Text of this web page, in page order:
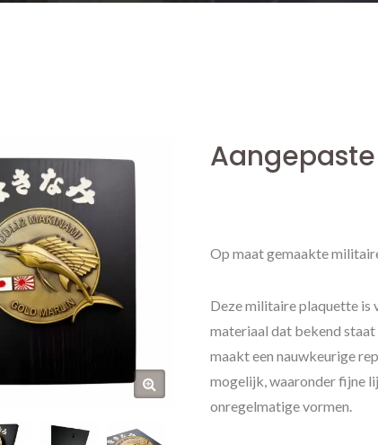
Op maat gemaakte
Deze militaire plaquette is
materiaal dat bekend
maakt een nauwkeurige
mogelijk, waaronder fijne
onregelmatige vormen.